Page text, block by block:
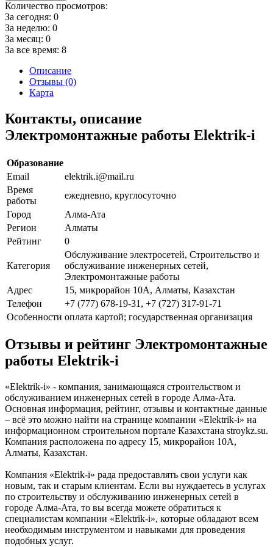
Количество просмотров:
За сегодня: 0
За неделю: 0
За месяц: 0
За все время: 8
Описание
Отзывы (0)
Карта
Контакты, описание
Электромонтажные работы Elektrik-i
Образование
Email
elektrik.i@mail.ru
Время
работы
ежедневно, круглосуточно
Город
Алма-Ата
Регион
Алматы
Рейтинг
0
Категория
Обслуживание электросетей, Строительство и
обслуживание инженерных сетей,
Электромонтажные работы
Адрес
15, микрорайон 10А, Алматы, Казахстан
Телефон
+7 (777) 678-19-31, +7 (727) 317-91-71
Особенности оплата картой; государственная организация
Отзывы и рейтинг Электромонтажные
работы Elektrik-i
«Elektrik-i» - компания, занимающаяся строительством и
обслуживанием инженерных сетей в городе Алма-Ата.
Основная информация, рейтинг, отзывы и контактные данные
– всё это можно найти на странице компании «Elektrik-i» на
информационном строительном портале Казахстана stroykz.su.
Компания расположена по адресу 15, микрорайон 10А,
Алматы, Казахстан.
Компания «Elektrik-i» рада предоставлять свои услуги как
новым, так и старым клиентам. Если вы нуждаетесь в услугах
по строительству и обслуживанию инженерных сетей в
городе Алма-Ата, то вы всегда можете обратиться к
специалистам компании «Elektrik-i», которые обладают всем
необходимым инструментом и навыками для проведения
подобных услуг.